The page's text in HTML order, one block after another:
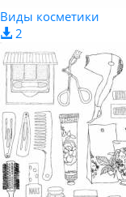
Виды косметики
2